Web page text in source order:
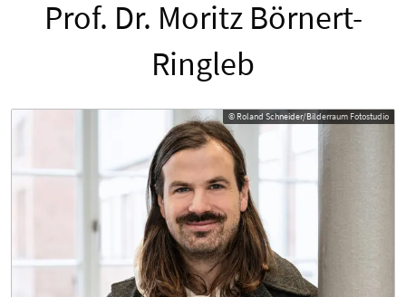
Prof. Dr. Moritz Börnert-
Ringleb
© Roland Schneider/Bilderraum Fotostudio